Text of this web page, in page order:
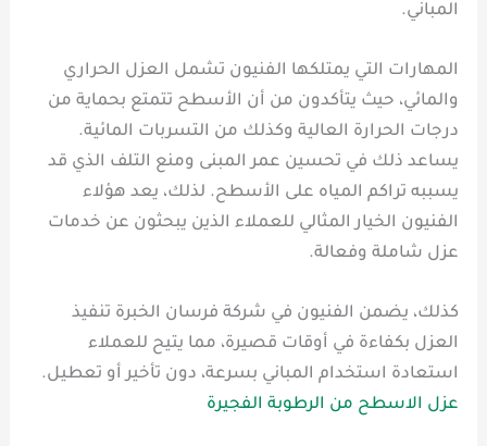
المباني.
المهارات التي يمتلكها الفنيون تشمل العزل الحراري
والمائي، حيث يتأكدون من أن الأسطح تتمتع بحماية من
درجات الحرارة العالية وكذلك من التسربات المائية.
يساعد ذلك في تحسين عمر المبنى ومنع التلف الذي قد
يسببه تراكم المياه على الأسطح. لذلك، يعد هؤلاء
الفنيون الخيار المثالي للعملاء الذين يبحثون عن خدمات
عزل شاملة وفعالة.
كذلك، يضمن الفنيون في شركة فرسان الخبرة تنفيذ
العزل بكفاءة في أوقات قصيرة، مما يتيح للعملاء
استعادة استخدام المباني بسرعة، دون تأخير أو تعطيل.
عزل الاسطح من الرطوبة الفجيرة